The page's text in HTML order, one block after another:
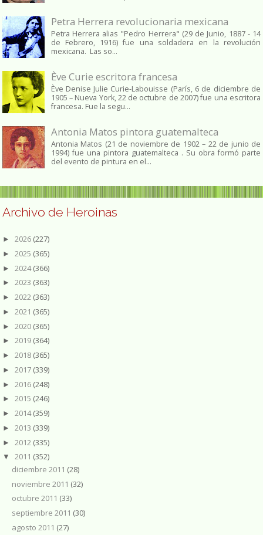
Petra Herrera revolucionaria mexicana
Petra Herrera alias "Pedro Herrera" (29 de Junio, 1887 - 14
de Febrero, 1916) fue una soldadera en la revolución
mexicana. Las so...
Ève Curie escritora francesa
Ève Denise Julie Curie-Labouisse (París, 6 de diciembre de
1905 – Nueva York, 22 de octubre de 2007) fue una escritora
francesa. Fue la segu...
Antonia Matos pintora guatemalteca
Antonia Matos (21 de noviembre de 1902 – 22 de junio de
1994) fue una pintora guatemalteca . Su obra formó parte
del evento de pintura en el...
Archivo de Heroinas
► 2026 (227)
► 2025 (365)
► 2024(366)
► 2023 (363)
► 2022 (363)
► 2021 (365)
► 2020 (365)
► 2019 (364)
► 2018 (365)
► 2017 (339)
► 2016 (248)
► 2015 (246)
► 2014(359)
► 2013 (339)
► 2012 (335)
▼ 2011 (352)
diciembre 2011 (28)
noviembre 2011 (32)
octubre 2011 (33)
septiembre 2011 (30)
agosto 2011 (27)